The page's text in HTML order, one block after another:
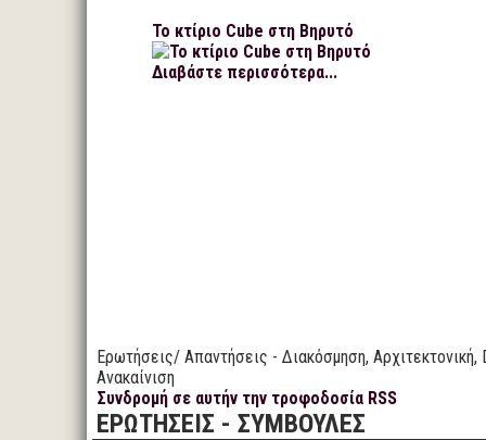
Το κτίριο Cube στη Βηρυτό
Διαβάστε περισσότερα...
Ερωτήσεις/ Απαντήσεις - Διακόσμηση, Αρχιτεκτονική,
Ανακαίνιση
Συνδρομή σε αυτήν την τροφοδοσία RSS
ΕΡΩΤΗΣΕΙΣ - ΣΥΜΒΟΥΛΕΣ